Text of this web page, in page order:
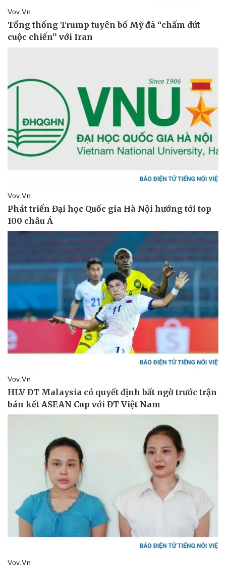
Thể thao
Bóng đá
Lịch thi đấu bóng đá
Thế giới thể thao
eSports
Ô tô - Xe máy
Ô tô
Xe máy